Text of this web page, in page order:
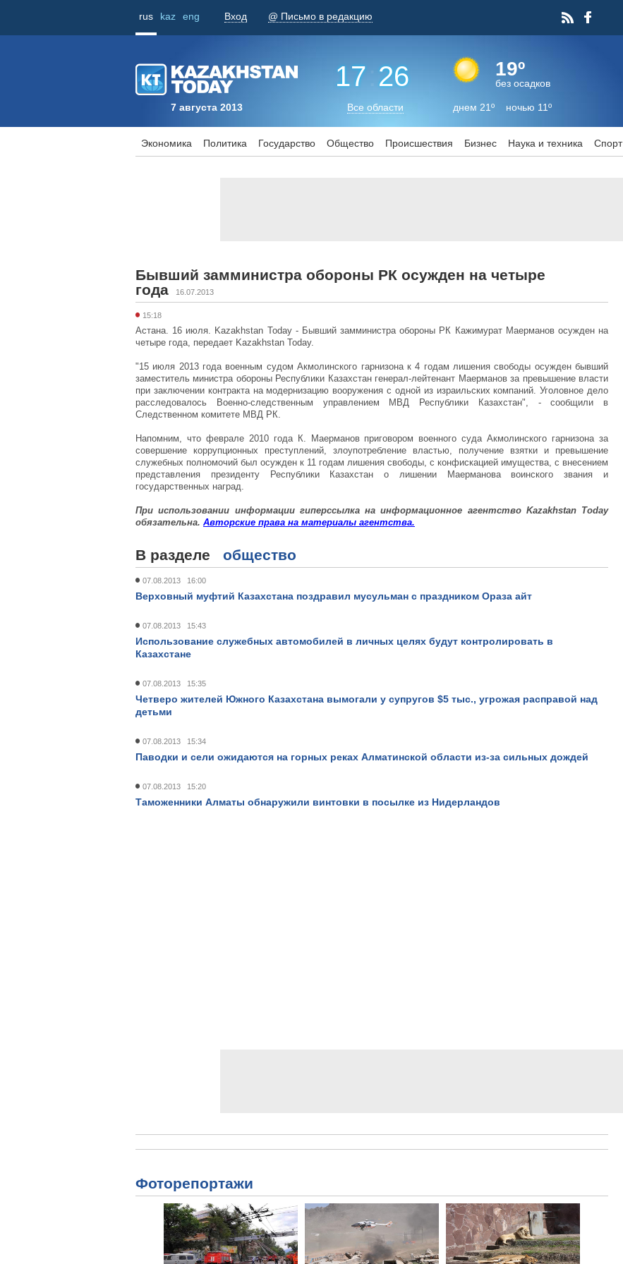
rus kaz eng Вход @ Письмо в редакцию
7 августа 2013
17:26
Все области
19º
без осадков
днем 21º ночью 11º
Экономика Политика Государство Общество Происшествия Бизнес Наука и техника Спорт
Бывший замминистра обороны РК осужден на четыре
года
16.07.2013
15:18
Астана. 16 июля. Kazakhstan Today - Бывший замминистра обороны РК Кажимурат Маерманов осужден на
четыре года, передает Kazakhstan Today.
"15 июля 2013 года военным судом Акмолинского гарнизона к 4 годам лишения свободы осужден бывший
заместитель министра обороны Республики Казахстан генерал-лейтенант Маерманов за превышение власти
при заключении контракта на модернизацию вооружения с одной из израильских компаний. Уголовное дело
расследовалось Военно-следственным управлением МВД Республики Казахстан", - сообщили в
Следственном комитете МВД РК.
Напомним, что феврале 2010 года К. Маерманов приговором военного суда Акмолинского гарнизона за
совершение коррупционных преступлений, злоупотребление властью, получение взятки и превышение
служебных полномочий был осужден к 11 годам лишения свободы, с конфискацией имущества, с внесением
представления президенту Республики Казахстан о лишении Маерманова воинского звания и
государственных наград.
При использовании информации гиперссылка на информационное агентство Kazakhstan Today
обязательна. Авторские права на материалы агентства.
В разделе общество
07.08.2013 16:00
Верховный муфтий Казахстана поздравил мусульман с праздником Ораза айт
07.08.2013 15:43
Использование служебных автомобилей в личных целях будут контролировать в
Казахстане
07.08.2013 15:35
Четверо жителей Южного Казахстана вымогали у супругов $5 тыс., угрожая расправой над
детьми
07.08.2013 15:34
Паводки и сели ожидаются на горных реках Алматинской области из-за сильных дождей
07.08.2013 15:20
Таможенники Алматы обнаружили винтовки в посылке из Нидерландов
Фоторепортажи